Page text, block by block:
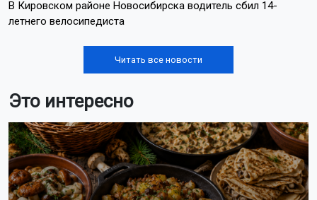
В Кировском районе Новосибирска водитель сбил 14-
летнего велосипедиста
Читать все новости
Это интересно